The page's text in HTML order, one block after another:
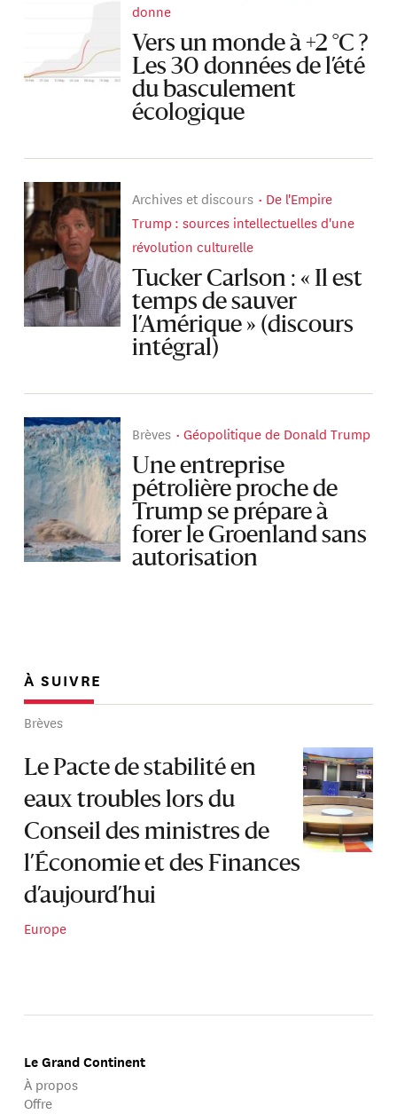
donne
Vers un monde à +2 °C ?
Les 30 données de l’été
du basculement
écologique
Archives et discours
De l'Empire
Trump : sources intellectuelles d'une
révolution culturelle
Tucker Carlson : « Il est
temps de sauver
l’Amérique » (discours
intégral)
Brèves Géopolitique de Donald Trump
Une entreprise
pétrolière proche de
Trump se prépare à
forer le Groenland sans
autorisation
À SUIVRE
Brèves
Le Pacte de stabilité en
eaux troubles lors du
Conseil des ministres de
l’Économie et des Finances
d’aujourd’hui
Europe
Le Grand Continent
À propos
Offre